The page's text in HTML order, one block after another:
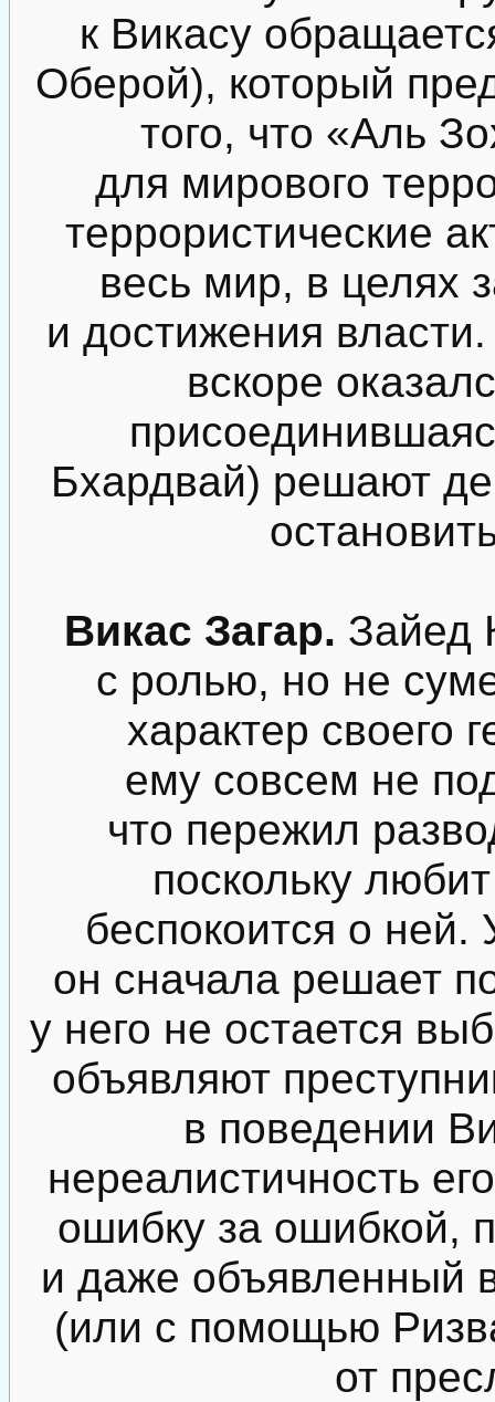
к Викасу
Оберой), который
того, что «Аль
для мирового
террористические
весь мир, в целях
и достижения
вскоре
Бхардвай) решают
Викас Загар. Зайед
с ролью, но не
характер своего
ему совсем не
что пережил
поскольку
беспокоится о
он сначала решает
у него не остается
объявляют
в поведении
нереалистичность
ошибку за ошибкой,
и даже объявленный
(или с помощью
от